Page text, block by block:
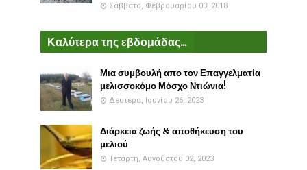
Σάββατο, Φεβρουαρίου 03, 2018
Καλύτερα της εβδομάδας...
Μια συμβουλή απο τον Επαγγελματία
μελισσοκόμο Μόσχο Ντιώνια!
Δευτέρα, Ιουνίου 26, 2023
Διάρκεια ζωής & αποθήκευση του
μελιού
Τετάρτη, Αυγούστου 02, 2023